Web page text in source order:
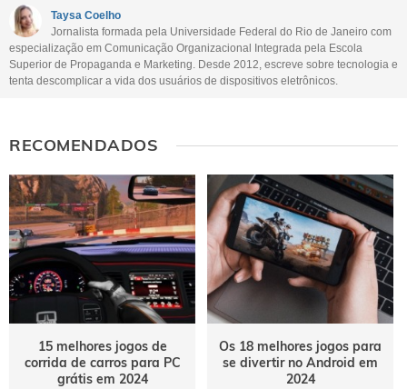
Este conteúdo não tem a informação que procuro
Outro
Taysa Coelho
Jornalista formada pela Universidade Federal do Rio de Janeiro com
especialização em Comunicação Organizacional Integrada pela Escola
Superior de Propaganda e Marketing. Desde 2012, escreve sobre tecnologia e
tenta descomplicar a vida dos usuários de dispositivos eletrônicos.
RECOMENDADOS
15 melhores jogos de
corrida de carros para PC
grátis em 2024
Os 18 melhores jogos para
se divertir no Android em
2024